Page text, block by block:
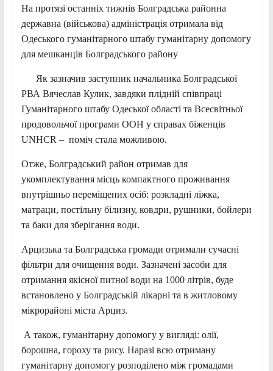
На протязі останніх тижнів Болградська районна
державна (військова) адміністрація отримала від
Одеського гуманітарного штабу гуманітарну допомогу
для мешканців Болградського району
Як зазначив заступник начальника Болградської
РВА Вячеслав Кулик, завдяки плідній співпраці
Гуманітарного штабу Одеської області та Всесвітньої
продовольчої програми ООН у справах біженців
UNHCR – поміч стала можливою.
Отже, Болградський район отримав для
укомплектування місць компактного проживання
внутрішньо переміщених осіб: розкладні ліжка,
матраци, постільну білизну, ковдри, рушники, бойлери
та баки для зберігання води.
Арцизька та Болградська громади отримали сучасні
фільтри для очищення води. Зазначені засоби для
отримання якісної питної води на 1000 літрів, буде
встановлено у Болградській лікарні та в житловому
мікрорайоні міста Арциз.
А також, гуманітарну допомогу у вигляді: олії,
борошна, гороху та рису. Наразі всю отриману
гуманітарну допомогу розподілено між громадами